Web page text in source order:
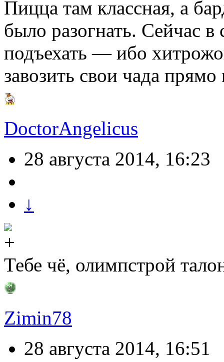
Пицца там классная, а
было разогнать. Сейчас в
подъехать — ибо
завозить свои чада прямо
DoctorAngelicus
28 августа 2014, 16:23
↓
Тебе чё, олимпстрой
Zimin78
28 августа 2014, 16:51